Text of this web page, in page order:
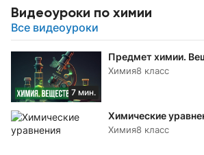
Видеоуроки по химии
Все видеоуроки
7 мин.
Предмет химии.
Химия8 класс
Химические
Химия8 класс